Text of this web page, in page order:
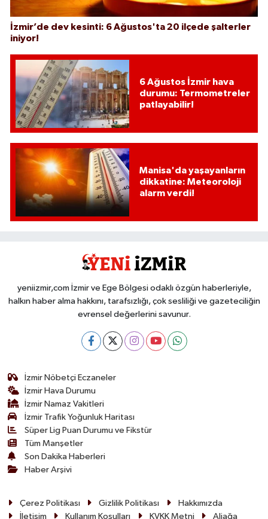
İzmir’de dev kesinti: 6 Ağustos'ta 20 ilçede şalterler
iniyor!
6 Ağustos İzmir hava
durumu: Termometreler
patlayabilir!
Manisa'da yaşayanların
dikkatine: Meteoroloji
alarm verdi!
yeniizmir,com İzmir ve Ege Bölgesi odaklı özgün haberleriyle,
halkın haber alma hakkını, tarafsızlığı, çok sesliliği ve gazeteciliğin
evrensel değerlerini savunur.
İzmir Nöbetçi Eczaneler
İzmir Hava Durumu
İzmir Namaz Vakitleri
İzmir Trafik Yoğunluk Haritası
Süper Lig Puan Durumu ve Fikstür
Tüm Manşetler
Son Dakika Haberleri
Haber Arşivi
Çerez Politikası Gizlilik Politikası
Hakkımızda
İletişim
Kullanım Koşulları KVKK Metni Aliağa